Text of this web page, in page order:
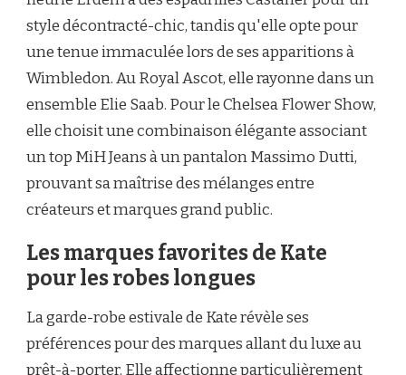
style décontracté-chic, tandis qu'elle opte pour
une tenue immaculée lors de ses apparitions à
Wimbledon. Au Royal Ascot, elle rayonne dans un
ensemble Elie Saab. Pour le Chelsea Flower Show,
elle choisit une combinaison élégante associant
un top MiH Jeans à un pantalon Massimo Dutti,
prouvant sa maîtrise des mélanges entre
créateurs et marques grand public.
Les marques favorites de Kate
pour les robes longues
La garde-robe estivale de Kate révèle ses
préférences pour des marques allant du luxe au
prêt-à-porter. Elle affectionne particulièrement